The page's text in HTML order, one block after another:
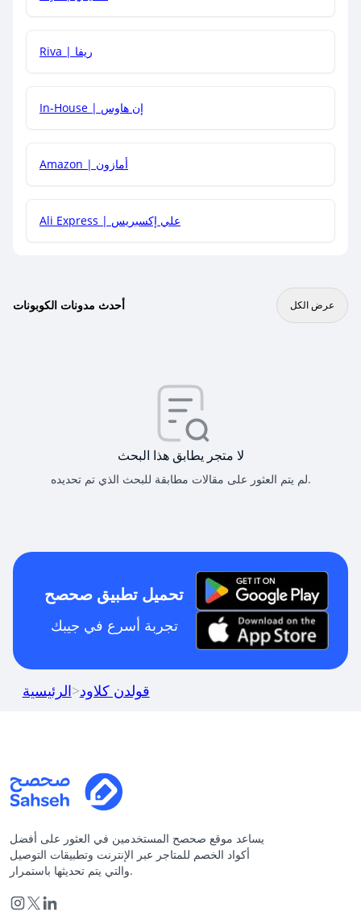
هل يمكنني جمع كود خصم مع العروض الأخرى؟
Riva | ريفا
In-House | إن هاوس
Amazon | أمازون
Ali Express | علي إكسبريس
أحدث مدونات الكوبونات عرض الكل
لا متجر يطابق هذا البحث
لم يتم العثور على مقالات مطابقة للبحث الذي تم تحديده.
تحميل تطبيق صحصح
تجربة أسرع في جيبك
الرئيسية>قولدن كلاود
يساعد موقع صحصح المستخدمين في العثور على أفضل
أكواد الخصم للمتاجر عبر الإنترنت وتطبيقات التوصيل
والتي يتم تحديثها باستمرار.